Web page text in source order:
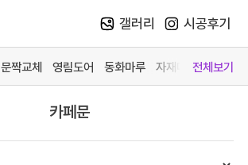
문짝교체 영림도어 동화마루 자재매장전체보기
카페문
갤러리 시공후기